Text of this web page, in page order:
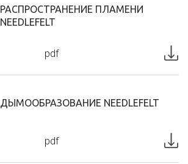
РАСПРОСТРАНЕНИЕ ПЛАМЕНИ
NEEDLEFELT
pdf
ДЫМООБРАЗОВАНИЕ NEEDLEFELT
pdf